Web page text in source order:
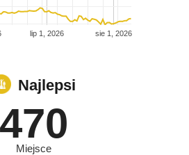
lip 1, 2026 sie 1, 2026
Najlepsi
470
Miejsce